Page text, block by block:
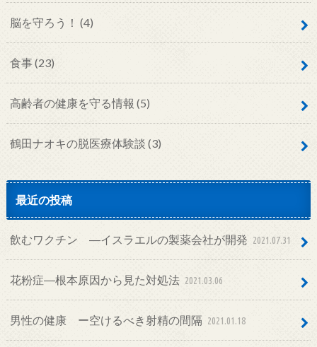
脳を守ろう！ (4)
食事(23)
高齢者の健康を守る情報 (5)
鶴田ナオキの脱医療体験談 (3)
最近の投稿
飲むワクチン ―イスラエルの製薬会社が開発 2021.07.31
花粉症―根本原因から見た対処法 2021.03.06
男性の健康 ー空けるべき射精の間隔 2021.01.18